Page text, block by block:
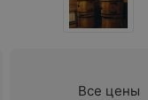
Все цены